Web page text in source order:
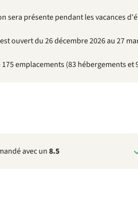
sera présente pendant les vacances
est ouvert du 26 décembre 2026 au 27
emplacements (83 hébergements et
avec un8.5